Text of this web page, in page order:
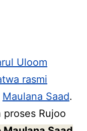
Uloom
rasmi
Maulana Saad.
proses Rujoo